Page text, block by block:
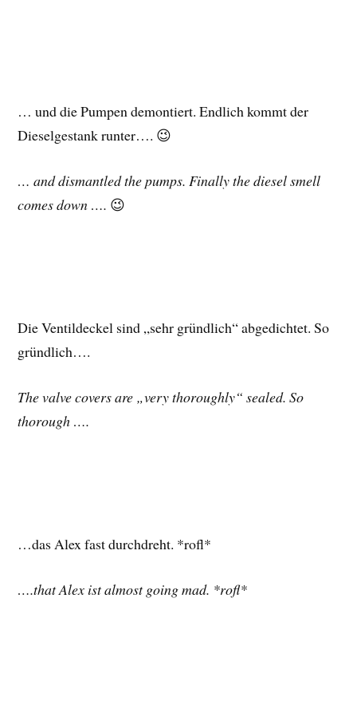
… und die Pumpen demontiert. Endlich kommt der
Dieselgestank runter…. 😉
… and dismantled the pumps. Finally the diesel smell
comes down …. 😉
Die Ventildeckel sind „sehr gründlich“ abgedichtet. So
gründlich….
The valve covers are „very thoroughly“ sealed. So
thorough ….
…das Alex fast durchdreht. *rofl*
….that Alex ist almost going mad. *rofl*